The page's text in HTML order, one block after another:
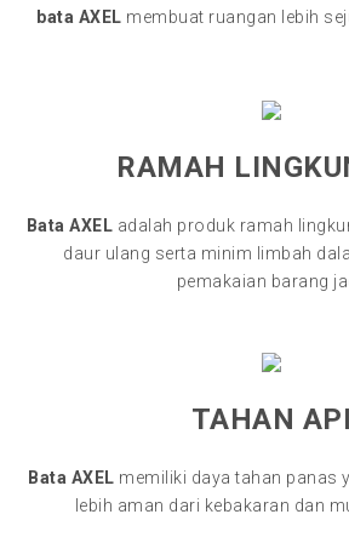
bata AXEL membuat ruangan lebih
RAMAH
Bata AXEL adalah produk ramah
daur ulang serta minim limbah
pemakaian barang
TAHAN API
Bata AXEL memiliki daya tahan panas
lebih aman dari kebakaran dan